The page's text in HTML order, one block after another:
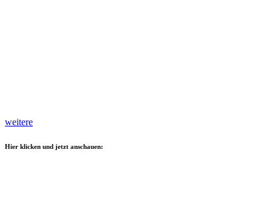
weitere
Hier klicken und jetzt anschauen: